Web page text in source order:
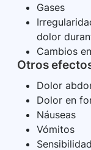
Gases
dolor
Cambios
Otros
Dolor
Dolor en
Náuseas
Vómitos